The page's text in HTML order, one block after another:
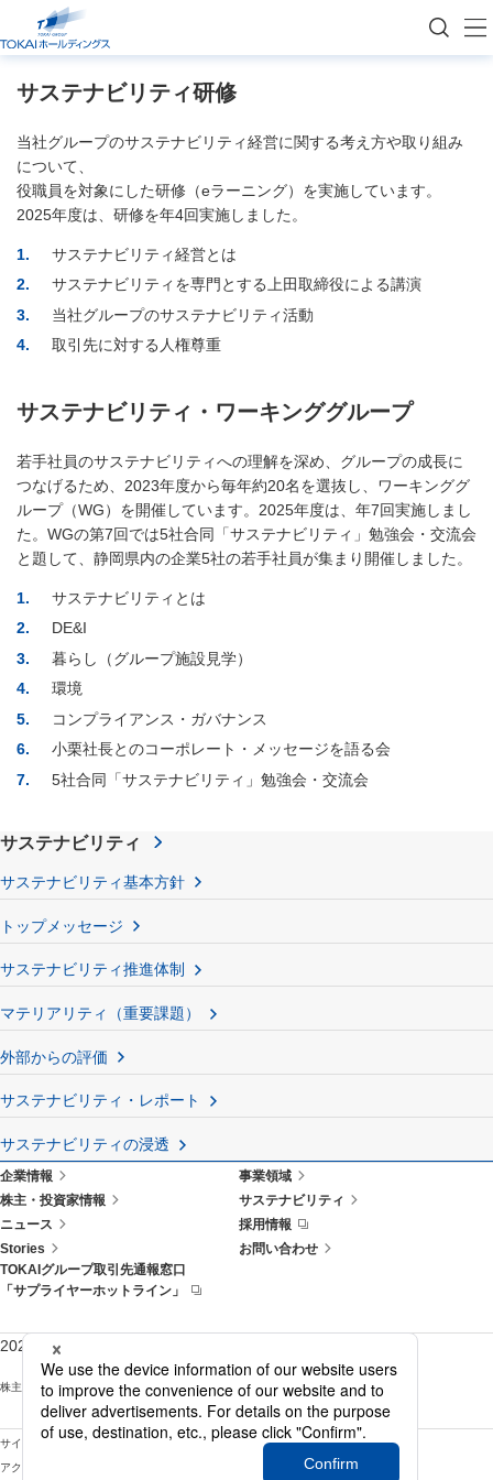
トップページ サステナビリティ
サステナビリティの浸透
サステナビリティ研修
当社グループのサステナビリティ経営に関する考え方や取り組み
について、
役職員を対象にした研修（eラーニング）を実施しています。
2025年度は、研修を年4回実施しました。
1
サステナビリティ経営とは
2
サステナビリティを専門とする上田取締役による講演
3
当社グループのサステナビリティ活動
4
取引先に対する人権尊重
サステナビリティ・ワーキンググループ
若手社員のサステナビリティへの理解を深め、グループの成長に
つなげるため、2023年度から毎年約20名を選抜し、ワーキンググ
ループ（WG）を開催しています。2025年度は、年7回実施しまし
た。WGの第7回では5社合同「サステナビリティ」勉強会・交流会
と題して、静岡県内の企業5社の若手社員が集まり開催しました。
1
サステナビリティとは
2
DE&I
3
暮らし（グループ施設見学）
4
環境
5
コンプライアンス・ガバナンス
6
小栗社長とのコーポレート・メッセージを語る会
7
5社合同「サステナビリティ」勉強会・交流会
サステナビリティ
サステナビリティ基本方針
トップメッセージ
サステナビリティ推進体制
マテリアリティ（重要課題）
外部からの評価
サステナビリティ・レポート
サステナビリティの浸透
企業情報
事業領域
株主・投資家情報
サステナビリティ
ニュース
採用情報
Stories
お問い合わせ
TOKAIグループ取引先通報窓口
「サプライヤーホットライン」
2026年3月末 株主様向けサイト
株主優待お申込みサイト 株主様アンケートサイト
サイトマップ
サイトポリシー
アクセシビリティポリシー
情報セキュリティ基本方針